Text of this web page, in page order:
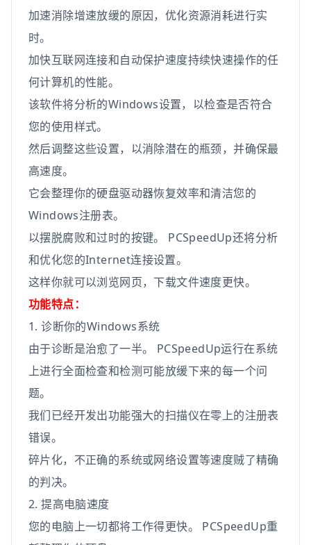
加速消除增速放缓的原因，优化资源消耗进行实
时。
加快互联网连接和自动保护速度持续快速操作的任
何计算机的性能。
该软件将分析的Windows设置，以检查是否符合
您的使用样式。
然后调整这些设置，以消除潜在的瓶颈，并确保最
高速度。
它会整理你的硬盘驱动器恢复效率和清洁您的
Windows注册表。
以摆脱腐败和过时的按键。 PCSpeedUp还将分析
和优化您的Internet连接设置。
这样你就可以浏览网页，下载文件速度更快。
功能特点：
1. 诊断你的Windows系统
由于诊断是治愈了一半。 PCSpeedUp运行在系统
上进行全面检查和检测可能放缓下来的每一个问
题。
我们已经开发出功能强大的扫描仪在零上的注册表
错误。
碎片化，不正确的系统或网络设置等速度贼了精确
的判决。
2. 提高电脑速度
您的电脑上一切都将工作得更快。 PCSpeedUp重